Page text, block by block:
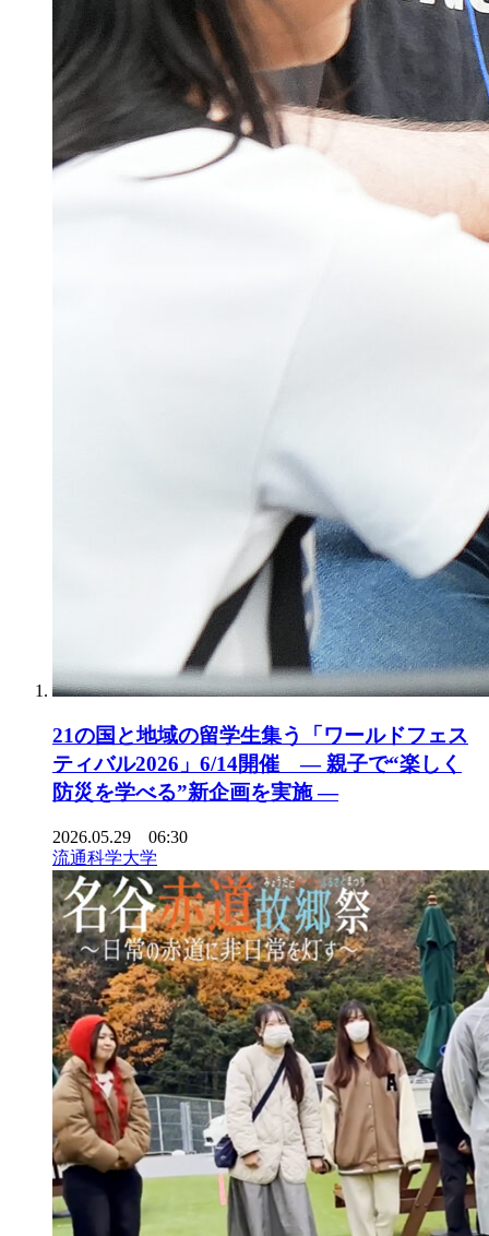
21の国と地域の留学生集う「ワールドフェス
ティバル2026」6/14開催 ― 親子で“楽しく
防災を学べる”新企画を実施 ―
2026.05.29 06:30
流通科学大学